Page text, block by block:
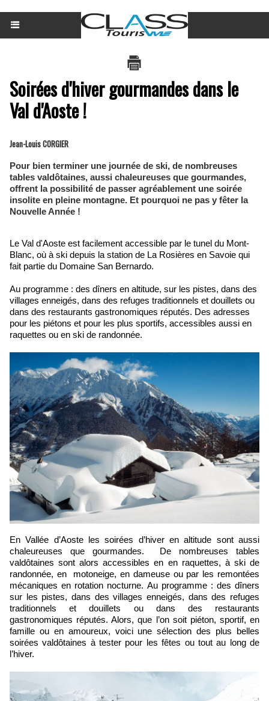
Soirées d'hiver gourmandes dans le
Val d'Aoste !
Jean-Louis CORGIER
Pour bien terminer une journée de ski, de nombreuses
tables valdôtaines, aussi chaleureuses que gourmandes,
offrent la possibilité de passer agréablement une soirée
insolite en pleine montagne. Et pourquoi ne pas y fêter la
Nouvelle Année !
Le Val d'Aoste est facilement accessible par le tunel du Mont-
Blanc, où à ski depuis la station de La Rosières en Savoie qui
fait partie du Domaine San Bernardo.
Au programme : des dîners en altitude, sur les pistes, dans des
villages enneigés, dans des refuges traditionnels et douillets ou
dans des restaurants gastronomiques réputés. Des adresses
pour les piétons et pour les plus sportifs, accessibles aussi en
raquettes ou en ski de randonnée.
En Vallée d’Aoste les soirées d’hiver en altitude sont aussi
chaleureuses que gourmandes. De nombreuses tables
valdôtaines sont alors accessibles en en raquettes, à ski de
randonnée, en motoneige, en dameuse ou par les remontées
mécaniques en rotation nocturne. Au programme : des dîners
sur les pistes, dans des villages enneigés, dans des refuges
traditionnels et douillets ou dans des restaurants
gastronomiques réputés. Alors, que l’on soit piéton, sportif, en
famille ou en amoureux, voici une sélection des plus belles
soirées valdôtaines à tester pour les fêtes ou tout au long de
l’hiver.